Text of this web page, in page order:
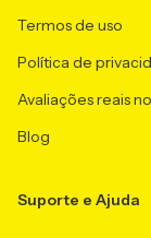
Termos de uso
Política de
Avaliações reais
Blog
Suporte e Ajuda